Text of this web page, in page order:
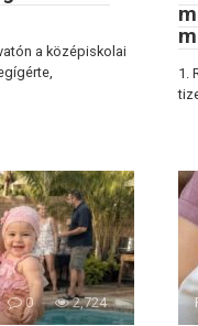
a középiskolai
1.
0 2,724